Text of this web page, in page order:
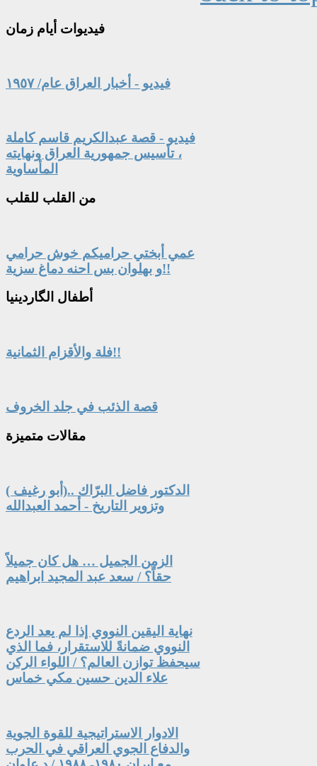
فيديوات أيام زمان
فيديو - أخبار العراق عام/ ١٩٥٧
فيديو - قصة عبدالكريم قاسم كاملة
، تأسيس جمهورية العراق ونهايته
المأساوية
من القلب للقلب
عمي أبختي حراميكم خوش حرامي
و بهلوان بس احنه دماغ سزية!!
أطفال الگاردينيا
فلة والأقزام الثمانية!!
قصة الذئب في جلد الخروف
مقالات متميزة
الدكتور فاضل البرّاك ..(أبو رغيف )
وتزوير التاريخ - أحمد العبدالله
الزمن الجميل … هل كان جميلاً
حقاً؟ / سعد عبد المجيد ابراهيم
نهاية اليقين النووي إذا لم يعد الردع
النووي ضمانةً للاستقرار، فما الذي
سيحفظ توازن العالم؟ / اللواء الركن
علاء الدين حسين مكي خماس
الادوار الاستراتيجية للقوة الجوية
والدفاع الجوي العراقي في الحرب